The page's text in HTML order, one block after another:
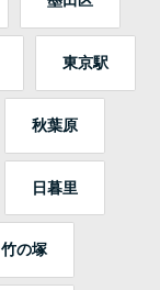
東京駅
秋葉原
日暮里
竹の塚